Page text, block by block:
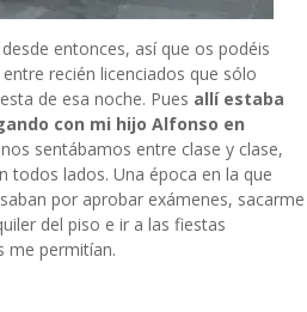
entonces, así que os podéis
recién licenciados que sólo
de esa noche. Pues allí estaba
con mi hijo Alfonso en
sentábamos entre clase y clase,
todos lados. Una época en la que
por aprobar exámenes, sacarme
del piso e ir a las fiestas
me permitían.